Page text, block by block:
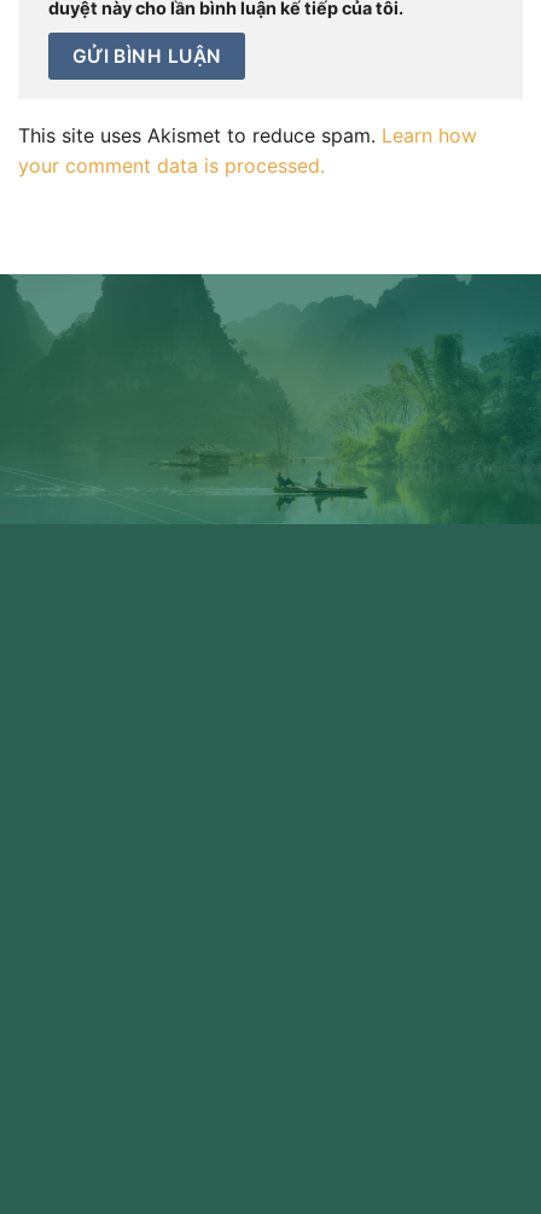
duyệt này cho lần bình luận kế tiếp của tôi.
This site uses Akismet to reduce spam. Learn how
your comment data is processed.